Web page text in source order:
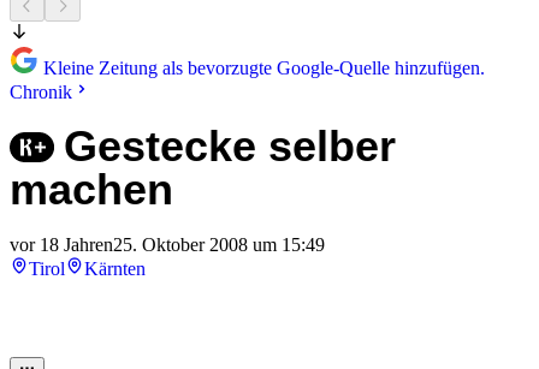
Kleine Zeitung als bevorzugte Google-Quelle hinzufügen.
Chronik
Gestecke selber
machen
vor 18 Jahren25. Oktober 2008 um 15:49
Tirol
Kärnten